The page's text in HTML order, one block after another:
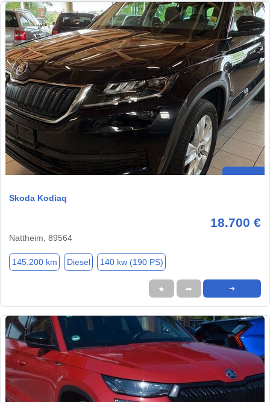
Skoda Kodiaq
18.700 €
Nattheim, 89564
145.200 km Diesel 140 kw (190 PS)
★ ➦ ➜